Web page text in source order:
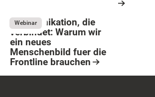
Webinar
Kommunikation, die
verbindet: Warum wir
ein neues
Menschenbild fuer die
Frontline brauchen